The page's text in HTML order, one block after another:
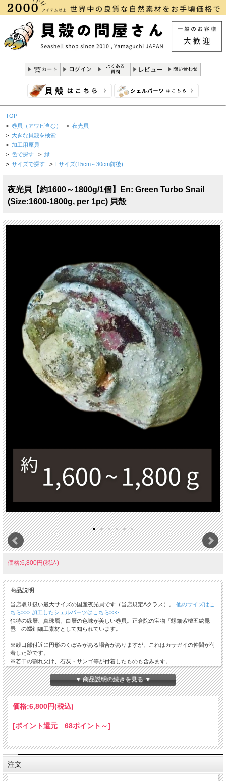
TOP
> 巻貝（アワビ含む） > 夜光貝
> 大きな貝殻を検索
> 加工用原貝
> 色で探す > 緑
> サイズで探す > Lサイズ(15cm～30cm前後)
夜光貝【約1600～1800g/1個】En: Green Turbo Snail
(Size:1600-1800g, per 1pc) 貝殻
価格:6,800円(税込)
商品説明
当店取り扱い最大サイズの国産夜光貝です（当店規定Aクラス）。 他のサイズはこ
ちら>>> 加工したシェルパーツはこちら>>>
独特の緑層、真珠層、白層の色味が美しい巻貝。正倉院の宝物「螺鈿紫檀五絃琵
琶」の螺鈿細工素材として知られています。
※殻口部付近に円形のくぼみがある場合がありますが、これはカサガイの仲間が付
着した跡です。
※若干の割れ欠け、石灰・サンゴ等が付着したものも含みます。
※サイズが大きくなるほど付着物が多くなります。
※天然素材のため同じ形状、色味の物はありません。
※模様や色味については当店のお任せになります。
※ご使用の端末やモニターによって画像と現物の色味が異なる場合がございます。
☆ひとことメモ☆ 和名：夜光貝 学名：Turbo marmoratus 生息地：種子島以南、西太
平洋
工に使われています。屋久島から都にこの貝が献上された際に”屋久貝”と呼ばれ、それ
▼ 商品説明の続きを見る ▼
価格:6,800円(税込)
[ポイント還元 68ポイント～]
注文